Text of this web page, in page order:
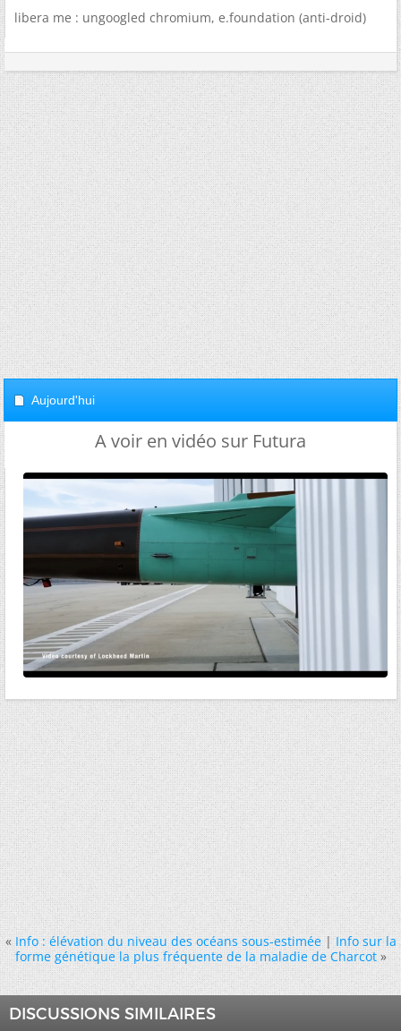
libera me : ungoogled chromium, e.foundation (anti-droid)
Aujourd'hui
A voir en vidéo sur Futura
« Info : élévation du niveau des océans sous-estimée|Info sur la
forme génétique la plus fréquente de la maladie de Charcot »
DISCUSSIONS SIMILAIRES